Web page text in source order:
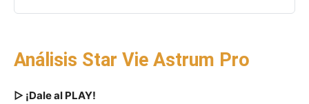
Análisis Star Vie Astrum Pro
▷ ¡Dale al PLAY!